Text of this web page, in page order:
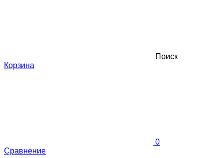
Поиск
Корзина
0
Сравнение